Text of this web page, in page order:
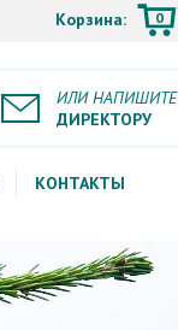
Корзина: 0
ИЛИ НАПИШИТЕ
ДИРЕКТОРУ
КОНТАКТЫ